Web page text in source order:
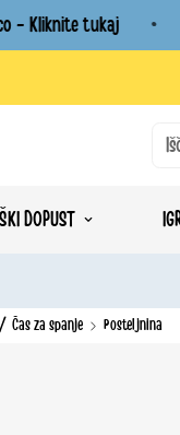
Kliknite tukaj
DOPUST
/ Čas za spanje Posteljnina